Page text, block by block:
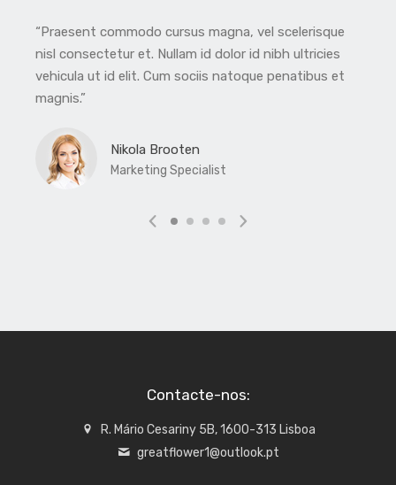
“Praesent commodo cursus magna, vel scelerisque
nisl consectetur et. Nullam id dolor id nibh ultricies
vehicula ut id elit. Cum sociis natoque penatibus et
magnis.”
Nikola Brooten
Marketing Specialist
Contacte-nos:
R. Mário Cesariny 5B, 1600-313 Lisboa
greatflower1@outlook.pt